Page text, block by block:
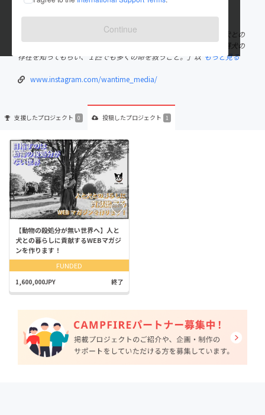
Continue
在住国：日本 現在地：神奈川県
出身国：日本 出身地：神奈川県
私達は、「犬と暮らしたいと思う人をより多く増やすこと。」「犬との
暮らしの中での困りごとをワンストップで解決すること。」「保護犬の
存在を知ってもらい、１匹でも多くの命を救うこと。」以 もっと見る
www.instagram.com/wantime_media/
支援したプロジェクト 0 投稿したプロジェクト 1
【動物の殺処分が無い世界へ】人と
犬との暮らしに貢献するWEBマガジ
ンを作ります！
FUNDED
1,600,000JPY 終了